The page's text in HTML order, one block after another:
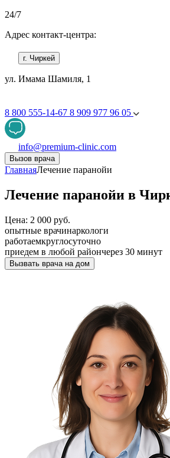
24/7
Адрес контакт-центра:
г. Чиркей
ул. Имама Шамиля, 1
8 800 555-14-67 8 909 977 96 05
info@premium-clinic.com
Вызов врача
ГлавнаяЛечение паранойи
Лечение паранойи в
Цена: 2 000 руб.
опытные врачинаркологи
работаемкруглосуточно
приедем в любой райончерез 30 минут
Вызвать врача на дом